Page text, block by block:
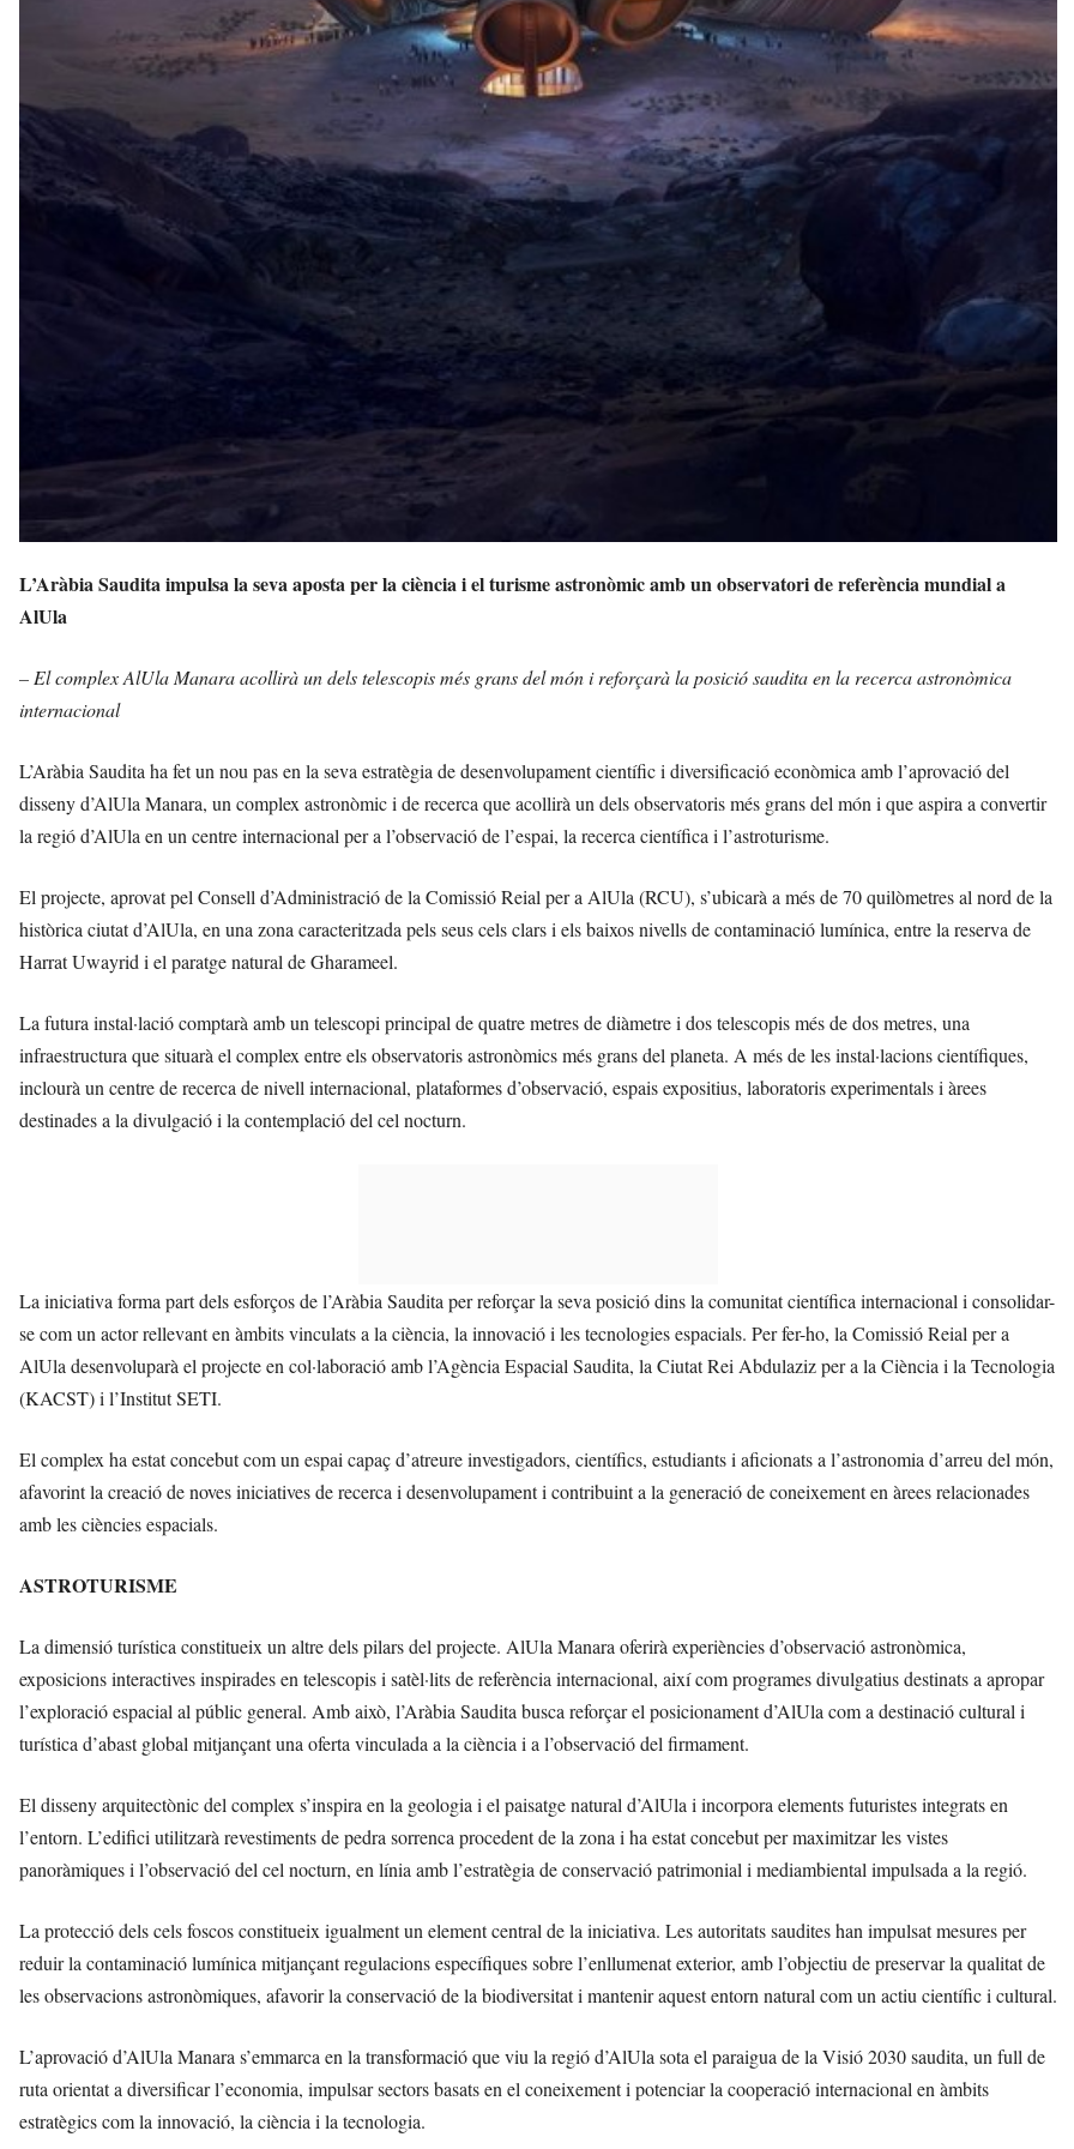
L’Aràbia Saudita impulsa la seva aposta per la ciència i el turisme astronòmic amb un observatori de referència mundial a
AlUla
– El complex AlUla Manara acollirà un dels telescopis més grans del món i reforçarà la posició saudita en la recerca astronòmica
internacional
L’Aràbia Saudita ha fet un nou pas en la seva estratègia de desenvolupament científic i diversificació econòmica amb l’aprovació del
disseny d’AlUla Manara, un complex astronòmic i de recerca que acollirà un dels observatoris més grans del món i que aspira a convertir
la regió d’AlUla en un centre internacional per a l’observació de l’espai, la recerca científica i l’astroturisme.
El projecte, aprovat pel Consell d’Administració de la Comissió Reial per a AlUla (RCU), s’ubicarà a més de 70 quilòmetres al nord de la
històrica ciutat d’AlUla, en una zona caracteritzada pels seus cels clars i els baixos nivells de contaminació lumínica, entre la reserva de
Harrat Uwayrid i el paratge natural de Gharameel.
La futura instal·lació comptarà amb un telescopi principal de quatre metres de diàmetre i dos telescopis més de dos metres, una
infraestructura que situarà el complex entre els observatoris astronòmics més grans del planeta. A més de les instal·lacions científiques,
inclourà un centre de recerca de nivell internacional, plataformes d’observació, espais expositius, laboratoris experimentals i àrees
destinades a la divulgació i la contemplació del cel nocturn.
La iniciativa forma part dels esforços de l’Aràbia Saudita per reforçar la seva posició dins la comunitat científica internacional i consolidar-
se com un actor rellevant en àmbits vinculats a la ciència, la innovació i les tecnologies espacials. Per fer-ho, la Comissió Reial per a
AlUla desenvoluparà el projecte en col·laboració amb l’Agència Espacial Saudita, la Ciutat Rei Abdulaziz per a la Ciència i la Tecnologia
(KACST) i l’Institut SETI.
El complex ha estat concebut com un espai capaç d’atreure investigadors, científics, estudiants i aficionats a l’astronomia d’arreu del món,
afavorint la creació de noves iniciatives de recerca i desenvolupament i contribuint a la generació de coneixement en àrees relacionades
amb les ciències espacials.
ASTROTURISME
La dimensió turística constitueix un altre dels pilars del projecte. AlUla Manara oferirà experiències d’observació astronòmica,
exposicions interactives inspirades en telescopis i satèl·lits de referència internacional, així com programes divulgatius destinats a apropar
l’exploració espacial al públic general. Amb això, l’Aràbia Saudita busca reforçar el posicionament d’AlUla com a destinació cultural i
turística d’abast global mitjançant una oferta vinculada a la ciència i a l’observació del firmament.
El disseny arquitectònic del complex s’inspira en la geologia i el paisatge natural d’AlUla i incorpora elements futuristes integrats en
l’entorn. L’edifici utilitzarà revestiments de pedra sorrenca procedent de la zona i ha estat concebut per maximitzar les vistes
panoràmiques i l’observació del cel nocturn, en línia amb l’estratègia de conservació patrimonial i mediambiental impulsada a la regió.
La protecció dels cels foscos constitueix igualment un element central de la iniciativa. Les autoritats saudites han impulsat mesures per
reduir la contaminació lumínica mitjançant regulacions específiques sobre l’enllumenat exterior, amb l’objectiu de preservar la qualitat de
les observacions astronòmiques, afavorir la conservació de la biodiversitat i mantenir aquest entorn natural com un actiu científic i cultural.
L’aprovació d’AlUla Manara s’emmarca en la transformació que viu la regió d’AlUla sota el paraigua de la Visió 2030 saudita, un full de
ruta orientat a diversificar l’economia, impulsar sectors basats en el coneixement i potenciar la cooperació internacional en àmbits
estratègics com la innovació, la ciència i la tecnologia.